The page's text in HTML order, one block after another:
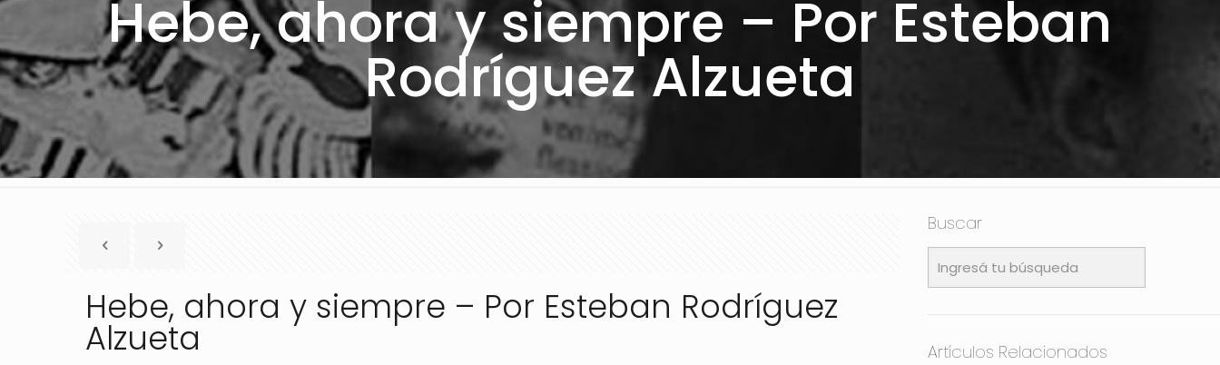
Hebe, ahora y siempre – Por Esteban
Rodríguez Alzueta
Hebe, ahora y siempre – Por Esteban Rodríguez
Alzueta
Buscar
Artículos Relacionados